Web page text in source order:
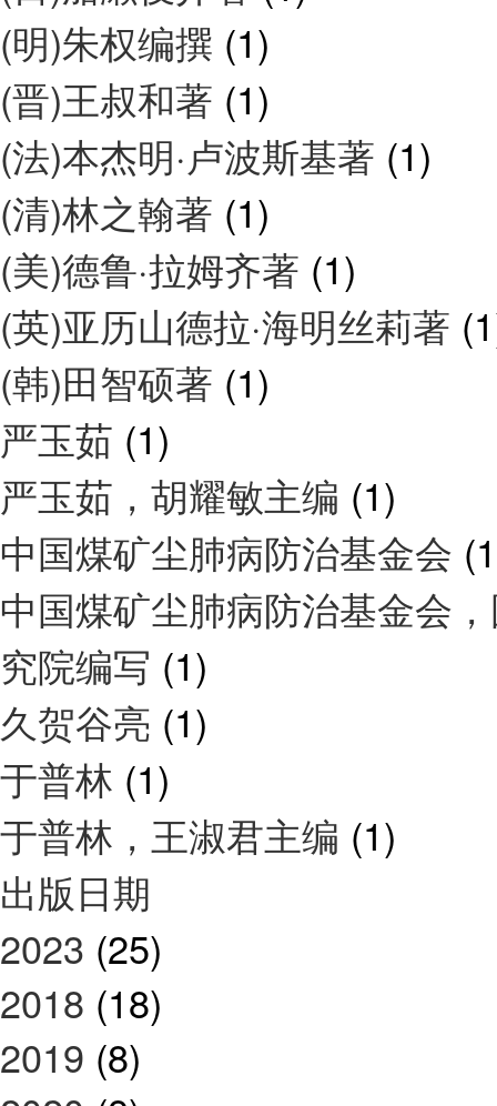
(明)朱权编撰 (1)
(晋)王叔和著 (1)
(法)本杰明·卢波斯基著 (1)
(清)林之翰著 (1)
(美)德鲁·拉姆齐著 (1)
(英)亚历山德拉·海明丝莉著
(韩)田智硕著 (1)
严玉茹 (1)
严玉茹，胡耀敏主编 (1)
中国煤矿尘肺病防治基金会
中国煤矿尘肺病防治基金会
究院编写 (1)
久贺谷亮 (1)
于普林 (1)
于普林，王淑君主编 (1)
出版日期
2023 (25)
2018 (18)
2019 (8)